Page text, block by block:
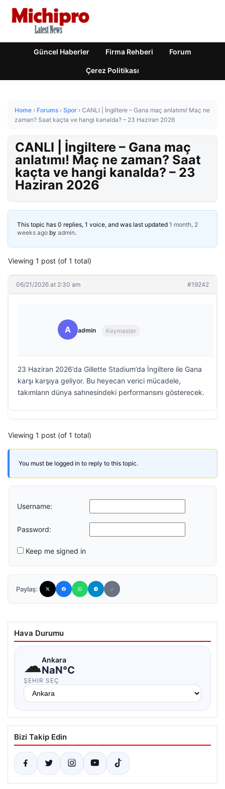
Güncel Haberler Firma Rehberi Forum
Çerez Politikası
Home › Forums › Spor › CANLI | İngiltere – Gana maç anlatımı! Maç ne
zaman? Saat kaçta ve hangi kanalda? – 23 Haziran 2026
CANLI | İngiltere – Gana maç
anlatımı! Maç ne zaman? Saat
kaçta ve hangi kanalda? – 23
Haziran 2026
This topic has 0 replies, 1 voice, and was last updated 1 month, 2
weeks ago by admin.
Viewing 1 post (of 1 total)
06/21/2026 at 2:30 am #19242
A admin Keymaster
23 Haziran 2026’da Gillette Stadium’da İngiltere ile Gana
karşı karşıya geliyor. Bu heyecan verici mücadele,
takımların dünya sahnesindeki performansını gösterecek.
Viewing 1 post (of 1 total)
You must be logged in to reply to this topic.
Username:
Password:
Keep me signed in
Paylaş:
Hava Durumu
☁Ankara
NaN°C
ŞEHIR SEÇ
Bizi Takip Edin